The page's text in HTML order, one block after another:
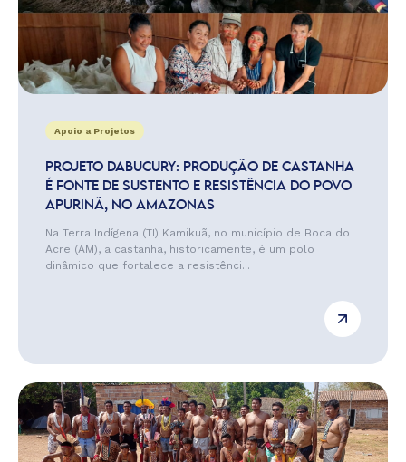
Apoio a Projetos
PROJETO DABUCURY: PRODUÇÃO DE CASTANHA
É FONTE DE SUSTENTO E RESISTÊNCIA DO POVO
APURINÃ, NO AMAZONAS
Na Terra Indígena (TI) Kamikuã, no município de Boca do
Acre (AM), a castanha, historicamente, é um polo
dinâmico que fortalece a resistênci...